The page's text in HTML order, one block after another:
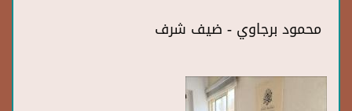
محمود برجاوي - ضيف شرف